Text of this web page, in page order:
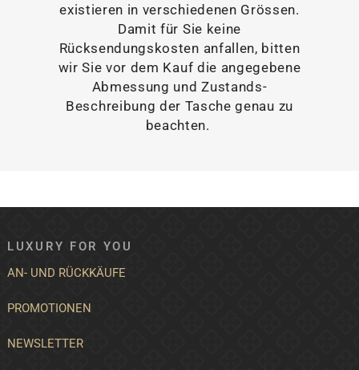
existieren in verschiedenen Grössen.
Damit für Sie keine
Rücksendungskosten anfallen, bitten
wir Sie vor dem Kauf die angegebene
Abmessung und Zustands-
Beschreibung der Tasche genau zu
beachten.
LUXURY FOR YOU
AN- UND RÜCKKÄUFE
PROMOTIONEN
NEWSLETTER